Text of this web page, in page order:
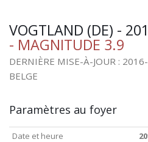
VOGTLAND (DE) -
- MAGNITUDE 3.9
DERNIÈRE MISE-À-JOUR :
BELGE
Paramètres au foyer
Date et heure